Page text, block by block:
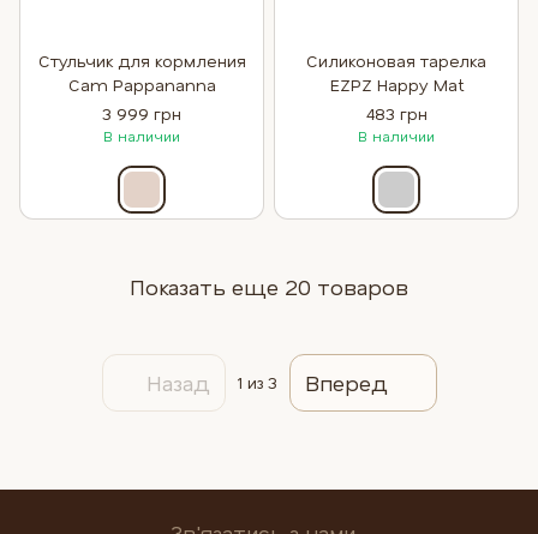
Стульчик для кормления
Cam Pappananna
3 999 грн
В наличии
Силиконовая тарелка
EZPZ Happy Mat
483 грн
В наличии
Показать еще 20 товаров
Назад 1 из 3 Вперед